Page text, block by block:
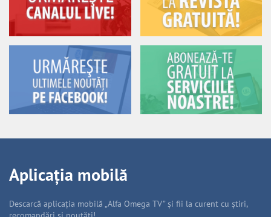
Aplicația mobilă
Descarcă aplicația mobilă „Alfa Omega TV” și fii la curent cu știri,